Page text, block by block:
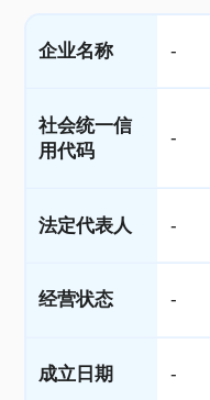
企业名称 -
社会统一信
用代码
-
法定代表人 -
经营状态 -
成立日期 -